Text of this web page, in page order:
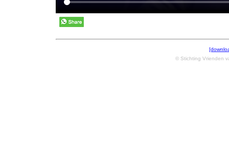
© Stichting Vrienden